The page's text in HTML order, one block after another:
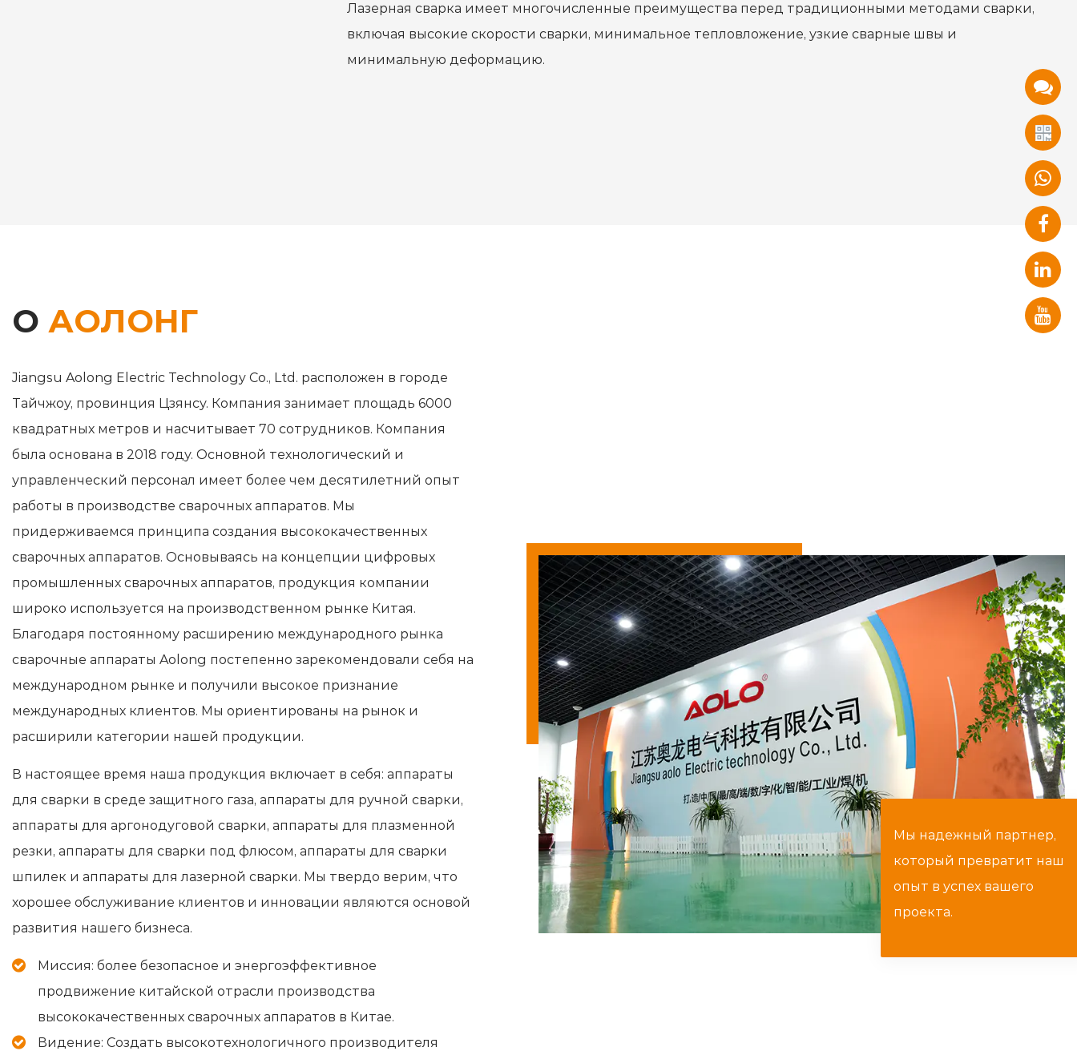
Лазерная сварка имеет многочисленные преимущества перед традиционными методами сварки,
включая высокие скорости сварки, минимальное тепловложение, узкие сварные швы и
минимальную деформацию.
О АОЛОНГ
Jiangsu Aolong Electric Technology Co., Ltd. расположен в городе
Тайчжоу, провинция Цзянсу. Компания занимает площадь 6000
квадратных метров и насчитывает 70 сотрудников. Компания
была основана в 2018 году. Основной технологический и
управленческий персонал имеет более чем десятилетний опыт
работы в производстве сварочных аппаратов. Мы
придерживаемся принципа создания высококачественных
сварочных аппаратов. Основываясь на концепции цифровых
промышленных сварочных аппаратов, продукция компании
широко используется на производственном рынке Китая.
Благодаря постоянному расширению международного рынка
сварочные аппараты Aolong постепенно зарекомендовали себя на
международном рынке и получили высокое признание
международных клиентов. Мы ориентированы на рынок и
расширили категории нашей продукции.
В настоящее время наша продукция включает в себя: аппараты
для сварки в среде защитного газа, аппараты для ручной сварки,
аппараты для аргонодуговой сварки, аппараты для плазменной
резки, аппараты для сварки под флюсом, аппараты для сварки
шпилек и аппараты для лазерной сварки. Мы твердо верим, что
хорошее обслуживание клиентов и инновации являются основой
развития нашего бизнеса.
Миссия: более безопасное и энергоэффективное
продвижение китайской отрасли производства
высококачественных сварочных аппаратов в Китае.
Видение: Создать высокотехнологичного производителя
Мы надежный партнер,
который превратит наш
опыт в успех вашего
проекта.